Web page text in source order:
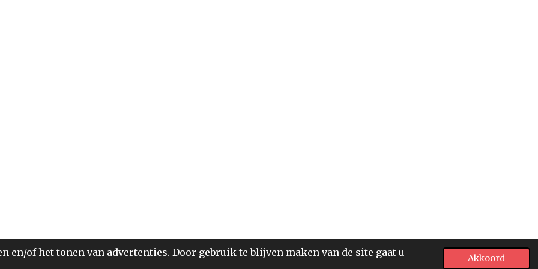
en/of het tonen van advertenties. Door gebruik te blijven maken van de site gaat u
Akkoord